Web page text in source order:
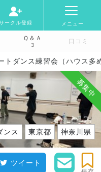
ークル登録 メニュー
Ｑ＆Ａ
3 口コミ
トダンス練習会（ハウス多
募集中
ンス 東京都 神奈川県
ツイート